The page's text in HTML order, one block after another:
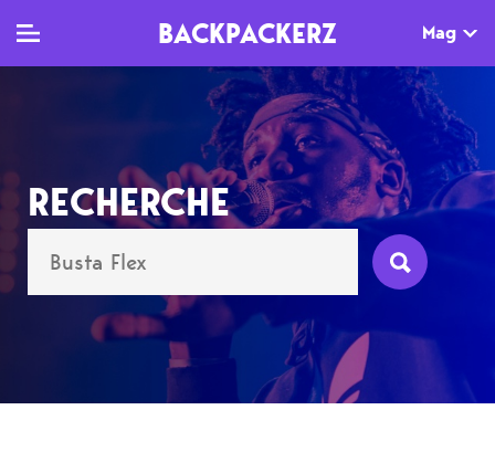
BACKPACKERZ Mag
Clips
Documentaires
Web-séries
MAG
Dossiers
Interviews
Chroniques
Sorties
AGENDA
Paris
Festivals
RECHERCHE